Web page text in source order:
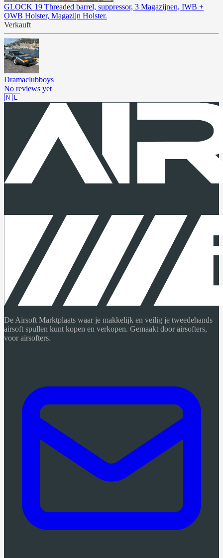
GLOCK 19 Threaded barrel, suppressor, 3 Magazijnen, IWB +
OWB Holster, Magazijn Holster.
Verkauft
Dramaclubboys
No reviews yet
🇳🇱
De Airsoft Marktplaats waar je makkelijk en veilig je tweedehands
airsoft spullen kunt kopen en verkopen. Gemaakt door airsofters,
voor airsofters.